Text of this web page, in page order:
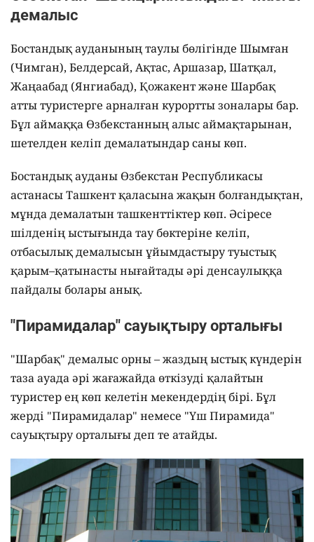
демалыс
Бостандық ауданының таулы бөлігінде Шымған
(Чимган), Белдерсай, Ақтас, Аршазар, Шатқал,
Жаңаабад (Янгиабад), Қожакент және Шарбақ
атты туристерге арналған курортты зоналары бар.
Бұл аймаққа Өзбекстанның алыс аймақтарынан,
шетелден келіп демалатындар саны көп.
Бостандық ауданы Өзбекстан Республикасы
астанасы Ташкент қаласына жақын болғандықтан,
мұнда демалатын ташкенттіктер көп. Әсіресе
шілденің ыстығында тау бөктеріне келіп,
отбасылық демалысын ұйымдастыру туыстық
қарым–қатынасты нығайтады әрі денсаулыққа
пайдалы болары анық.
"Пирамидалар" сауықтыру орталығы
"Шарбақ" демалыс орны – жаздың ыстық күндерін
таза ауада әрі жағажайда өткізуді қалайтын
туристер ең көп келетін мекендердің бірі. Бұл
жерді "Пирамидалар" немесе "Үш Пирамида"
сауықтыру орталығы деп те атайды.